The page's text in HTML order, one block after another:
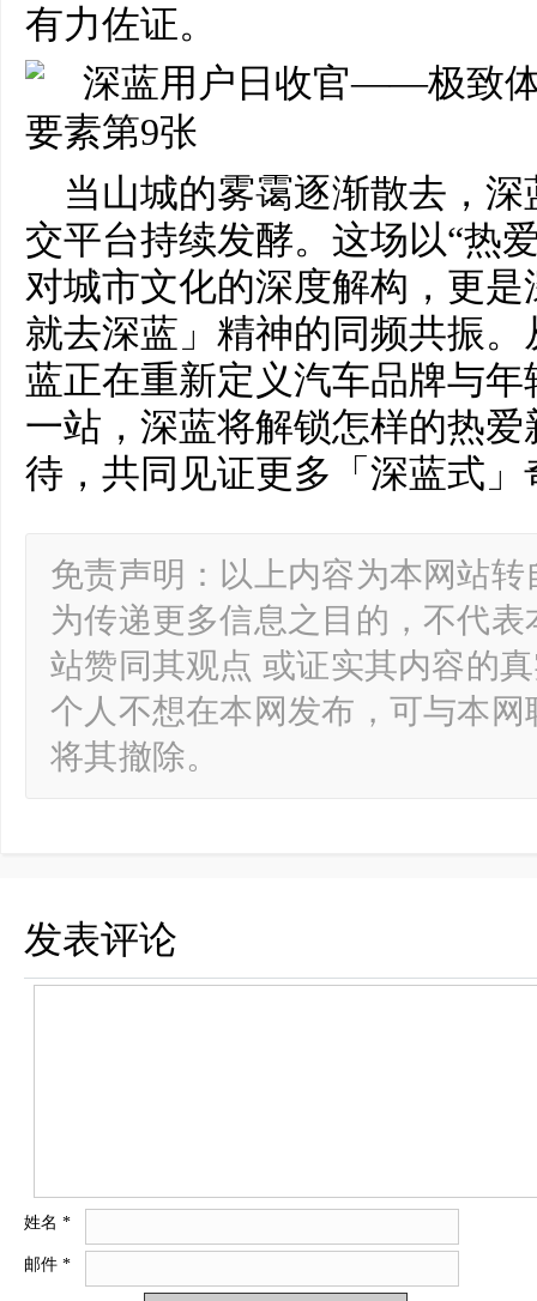
有力佐证。
当山城的雾霭逐渐散去，
交平台持续发酵。这场以“热
对城市文化的深度解构，更
就去深蓝」精神的同频共振
蓝正在重新定义汽车品牌与
一站，深蓝将解锁怎样的热
待，共同见证更多「深蓝式」
免责声明：以上内容为本网站
为传递更多信息之目的，不代
站赞同其观点 或证实其内容的
个人不想在本网发布，可与本
将其撤除。
发表评论
姓名 *
邮件 *